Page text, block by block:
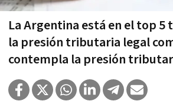
La Argentina está en el top 5
la presión tributaria legal
contempla la presión